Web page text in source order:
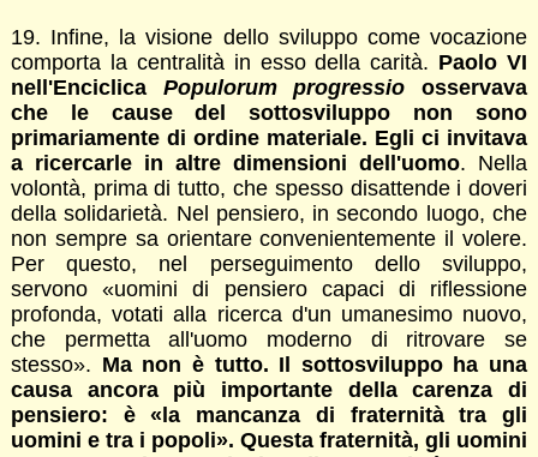
19. Infine, la visione dello sviluppo come vocazione
comporta la centralità in esso della carità. Paolo VI
nell'Enciclica Populorum progressioosservava
che le cause del sottosviluppo non sono
primariamente di ordine materiale. Egli ci invitava
a ricercarle in altre dimensioni dell'uomo. Nella
volontà, prima di tutto, che spesso disattende i doveri
della solidarietà. Nel pensiero, in secondo luogo, che
non sempre sa orientare convenientemente il volere.
Per questo, nel perseguimento dello sviluppo,
servono «uomini di pensiero capaci di riflessione
profonda, votati alla ricerca d'un umanesimo nuovo,
che permetta all'uomo moderno di ritrovare se
stesso». Ma non è tutto. Il sottosviluppo ha una
causa ancora più importante della carenza di
pensiero: è «la mancanza di fraternità tra gli
uomini e tra i popoli». Questa fraternità, gli uomini